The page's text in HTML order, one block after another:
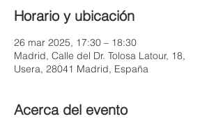
Horario y ubicación
26 mar 2025, 17:30 – 18:30
Madrid, Calle del Dr. Tolosa Latour, 18,
Usera, 28041 Madrid, España
Acerca del evento